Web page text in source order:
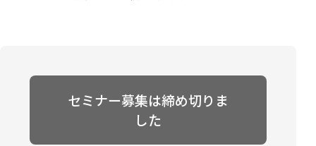
セミナー募集は締め切りま
した